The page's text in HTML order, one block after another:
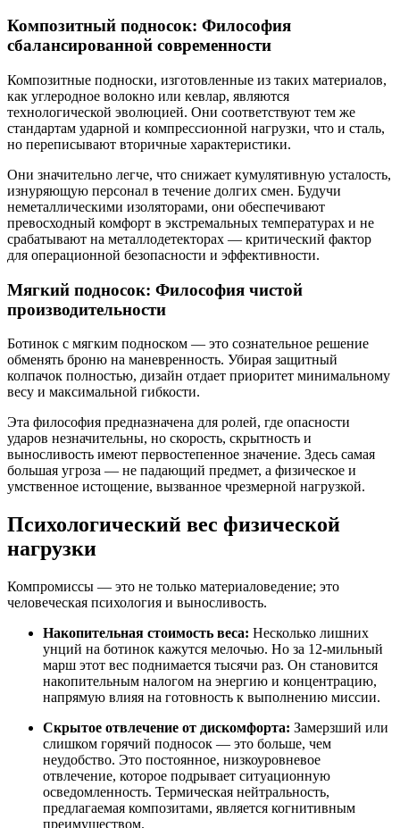
Композитный подносок: Философия
сбалансированной современности
Композитные подноски, изготовленные из таких материалов,
как углеродное волокно или кевлар, являются
технологической эволюцией. Они соответствуют тем же
стандартам ударной и компрессионной нагрузки, что и сталь,
но переписывают вторичные характеристики.
Они значительно легче, что снижает кумулятивную усталость,
изнуряющую персонал в течение долгих смен. Будучи
неметаллическими изоляторами, они обеспечивают
превосходный комфорт в экстремальных температурах и не
срабатывают на металлодетекторах — критический фактор
для операционной безопасности и эффективности.
Мягкий подносок: Философия чистой
производительности
Ботинок с мягким подноском — это сознательное решение
обменять броню на маневренность. Убирая защитный
колпачок полностью, дизайн отдает приоритет минимальному
весу и максимальной гибкости.
Эта философия предназначена для ролей, где опасности
ударов незначительны, но скорость, скрытность и
выносливость имеют первостепенное значение. Здесь самая
большая угроза — не падающий предмет, а физическое и
умственное истощение, вызванное чрезмерной нагрузкой.
Психологический вес физической
нагрузки
Компромиссы — это не только материаловедение; это
человеческая психология и выносливость.
Накопительная стоимость веса: Несколько лишних
унций на ботинок кажутся мелочью. Но за 12-мильный
марш этот вес поднимается тысячи раз. Он становится
накопительным налогом на энергию и концентрацию,
напрямую влияя на готовность к выполнению миссии.
Скрытое отвлечение от дискомфорта: Замерзший или
слишком горячий подносок — это больше, чем
неудобство. Это постоянное, низкоуровневое
отвлечение, которое подрывает ситуационную
осведомленность. Термическая нейтральность,
предлагаемая композитами, является когнитивным
преимуществом.